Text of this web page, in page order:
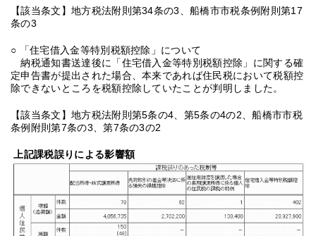
【該当条文】地方税法附則第34条の3、船橋市市税条例附則第17
条の3
○ 「住宅借入金等特別税額控除」について
納税通知書送達後に「住宅借入金等特別税額控除」に関する確
定申告書が提出された場合、本来であれば住民税において税額控
除できないところを税額控除していたことが判明しました。
【該当条文】地方税法附則第5条の4、第5条の4の2、船橋市市税
条例附則第7条の3、第7条の3の2
上記課税誤りによる影響額